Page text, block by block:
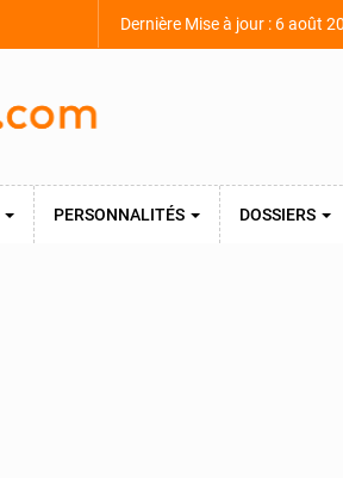
Dernière Mise à jour : 6 août
PERSONNALITÉS DOSSIERS